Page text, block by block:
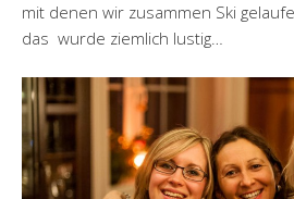
mit denen wir zusammen Ski
das wurde ziemlich lustig…